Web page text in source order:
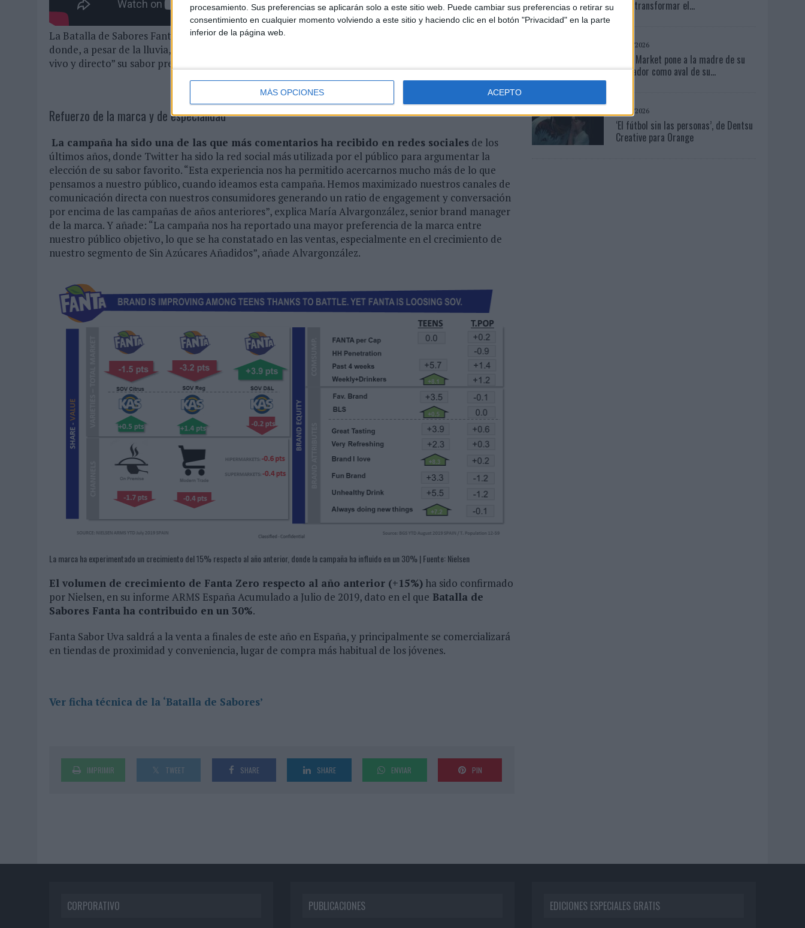
procesamiento. Sus preferencias se aplicarán solo a este sitio web. Puede cambiar sus preferencias o retirar su
consentimiento en cualquier momento volviendo a este sitio y haciendo clic en el botón "Privacidad" en la parte
inferior de la página web.
MÁS OPCIONES ACEPTO
La Batalla de Sabores Fanta también estuvo presente en el CCME, los días 13 y 14 de septiembre
donde, a pesar de la lluvia, todos los asistentes al festival tuvieron la oportunidad de defender “en
vivo y directo” su sabor preferido.
Refuerzo de la marca y de especialidad
La campaña ha sido una de las que más comentarios ha recibido en redes sociales de los
últimos años, donde Twitter ha sido la red social más utilizada por el público para argumentar la
elección de su sabor favorito. “Esta experiencia nos ha permitido acercarnos mucho más de lo que
pensamos a nuestro público, cuando ideamos esta campaña. Hemos maximizado nuestros canales de
comunicación directa con nuestros consumidores generando un ratio de engagement y conversación
por encima de las campañas de años anteriores”, explica María Alvargonzález, senior brand manager
de la marca. Y añade: “La campaña nos ha reportado una mayor preferencia de la marca entre
nuestro público objetivo, lo que se ha constatado en las ventas, especialmente en el crecimiento de
nuestro segmento de Sin Azúcares Añadidos”, añade Alvargonzález.
La marca ha experimentado un crecimiento del 15% respecto al año anterior, donde la campaña ha influido en un 30% | Fuente: Nielsen
El volumen de crecimiento de Fanta Zero respecto al año anterior (+15%) ha sido confirmado
por Nielsen, en su informe ARMS España Acumulado a Julio de 2019, dato en el que Batalla de
Sabores Fanta ha contribuido en un 30%.
Fanta Sabor Uva saldrá a la venta a finales de este año en España, y principalmente se comercializará
en tiendas de proximidad y conveniencia, lugar de compra más habitual de los jóvenes.
Ver ficha técnica de la ‘Batalla de Sabores’
IMPRIMIR TWEET SHARE SHARE ENVIAR PIN
para transformar el...
03/08/2026
Back Market pone a la madre de su
fundador como aval de su...
04/08/2026
‘El fútbol sin las personas’, de Dentsu
Creative para Orange
CORPORATIVO PUBLICACIONES EDICIONES ESPECIALES GRATIS